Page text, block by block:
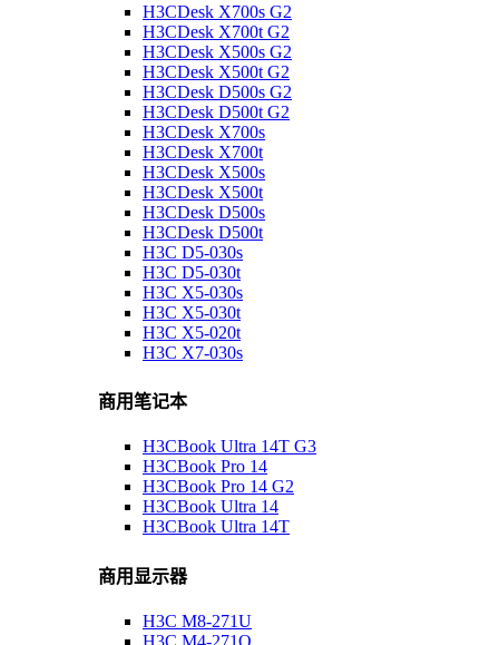
H3CDesk X700s G2
H3CDesk X700t G2
H3CDesk X500s G2
H3CDesk X500t G2
H3CDesk D500s G2
H3CDesk D500t G2
H3CDesk X700s
H3CDesk X700t
H3CDesk X500s
H3CDesk X500t
H3CDesk D500s
H3CDesk D500t
H3C D5-030s
H3C D5-030t
H3C X5-030s
H3C X5-030t
H3C X5-020t
H3C X7-030s
商用笔记本
H3CBook Ultra 14T G3
H3CBook Pro 14
H3CBook Pro 14 G2
H3CBook Ultra 14
H3CBook Ultra 14T
商用显示器
H3C M8-271U
H3C M4-271Q